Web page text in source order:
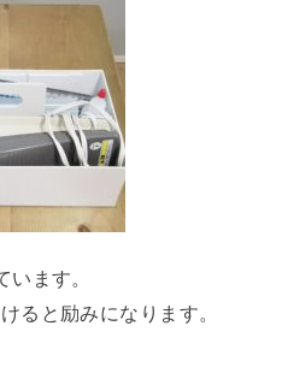
ます。
ると励みになります。